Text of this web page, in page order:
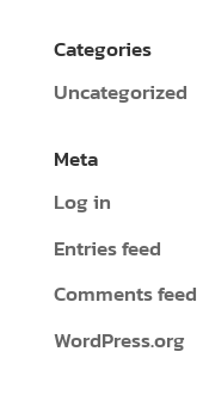
Categories
Uncategorized
Meta
Log in
Entries feed
Comments feed
WordPress.org